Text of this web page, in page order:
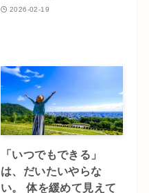
2026-02-19
「いつでもできる」
は、だいたいやらな
い。 体を緩めて見えて